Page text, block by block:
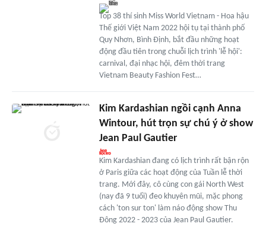
Top 38 thí sinh Miss World Vietnam - Hoa hậu
Thế giới Việt Nam 2022 hội tụ tại thành phố
Quy Nhơn, Bình Định, bắt đầu những hoạt
động đầu tiên trong chuỗi lịch trình 'lễ hội':
carnival, đại nhạc hội, đêm thời trang
Vietnam Beauty Fashion Fest…
Kim Kardashian ngồi cạnh Anna
Wintour, hút trọn sự chú ý ở show
Jean Paul Gautier
Kim Kardashian đang có lịch trình rất bận rộn
ở Paris giữa các hoạt động của Tuần lễ thời
trang. Mới đây, cô cùng con gái North West
(nay đã 9 tuổi) đeo khuyên mũi, mặc phong
cách 'ton sur ton' làm náo động show Thu
Đông 2022 - 2023 của Jean Paul Gautier.